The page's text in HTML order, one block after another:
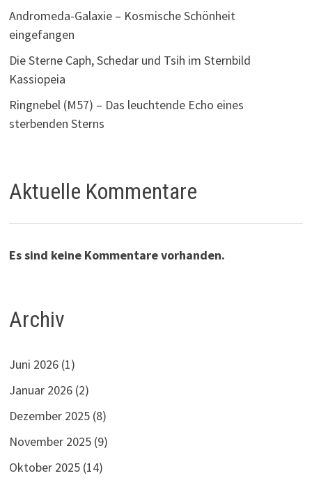
Andromeda-Galaxie – Kosmische Schönheit
eingefangen
Die Sterne Caph, Schedar und Tsih im Sternbild
Kassiopeia
Ringnebel (M57) – Das leuchtende Echo eines
sterbenden Sterns
Aktuelle Kommentare
Es sind keine Kommentare vorhanden.
Archiv
Juni 2026 (1)
Januar 2026 (2)
Dezember 2025 (8)
November 2025 (9)
Oktober 2025 (14)